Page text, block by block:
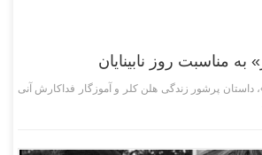
مناسبت روز نابینایان
داستان پرشور زندگی هلن کلر و آموزگار فداکارش آنی